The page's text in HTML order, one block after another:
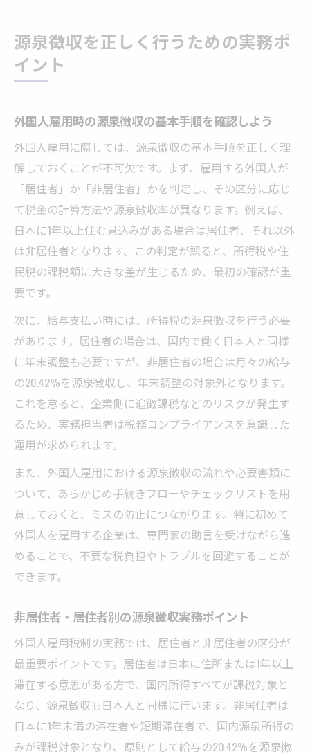
源泉徴収を正しく行うための実務ポ
イント
外国人雇用時の源泉徴収の基本手順を確認しよう
外国人雇用に際しては、源泉徴収の基本手順を正しく理
解しておくことが不可欠です。まず、雇用する外国人が
「居住者」か「非居住者」かを判定し、その区分に応じ
て税金の計算方法や源泉徴収率が異なります。例えば、
日本に1年以上住む見込みがある場合は居住者、それ以外
は非居住者となります。この判定が誤ると、所得税や住
民税の課税額に大きな差が生じるため、最初の確認が重
要です。
次に、給与支払い時には、所得税の源泉徴収を行う必要
があります。居住者の場合は、国内で働く日本人と同様
に年末調整も必要ですが、非居住者の場合は月々の給与
の20.42%を源泉徴収し、年末調整の対象外となります。
これを怠ると、企業側に追徴課税などのリスクが発生す
るため、実務担当者は税務コンプライアンスを意識した
運用が求められます。
また、外国人雇用における源泉徴収の流れや必要書類に
ついて、あらかじめ手続きフローやチェックリストを用
意しておくと、ミスの防止につながります。特に初めて
外国人を雇用する企業は、専門家の助言を受けながら進
めることで、不要な税負担やトラブルを回避することが
できます。
非居住者・居住者別の源泉徴収実務ポイント
外国人雇用税制の実務では、居住者と非居住者の区分が
最重要ポイントです。居住者は日本に住所または1年以上
滞在する意思がある方で、国内所得すべてが課税対象と
なり、源泉徴収も日本人と同様に行います。非居住者は
日本に1年未満の滞在者や短期滞在者で、国内源泉所得の
みが課税対象となり、原則として給与の20.42%を源泉徴